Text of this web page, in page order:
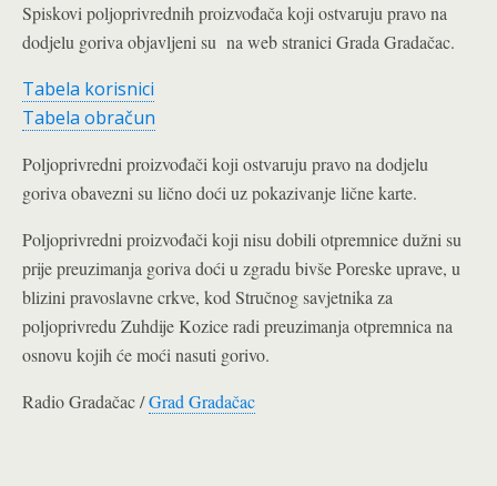
Spiskovi poljoprivrednih proizvođača koji ostvaruju pravo na
dodjelu goriva objavljeni su na web stranici Grada Gradačac.
Tabela korisnici
Tabela obračun
Poljoprivredni proizvođači koji ostvaruju pravo na dodjelu
goriva obavezni su lično doći uz pokazivanje lične karte.
Poljoprivredni proizvođači koji nisu dobili otpremnice dužni su
prije preuzimanja goriva doći u zgradu bivše Poreske uprave, u
blizini pravoslavne crkve, kod Stručnog savjetnika za
poljoprivredu Zuhdije Kozice radi preuzimanja otpremnica na
osnovu kojih će moći nasuti gorivo.
Radio Gradačac /Grad Gradačac